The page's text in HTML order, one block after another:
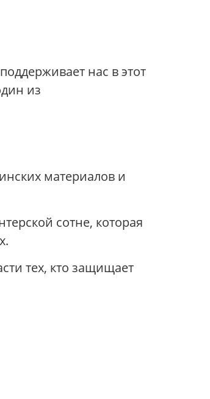
нас в этот
из
материалов и
сотне, которая
тех, кто защищает